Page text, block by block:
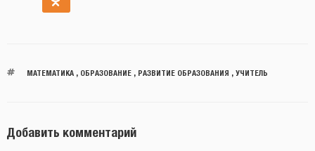
МАТЕМАТИКА, ОБРАЗОВАНИЕ, РАЗВИТИЕ ОБРАЗОВАНИЯ УЧИТЕЛЬ
Добавить комментарий